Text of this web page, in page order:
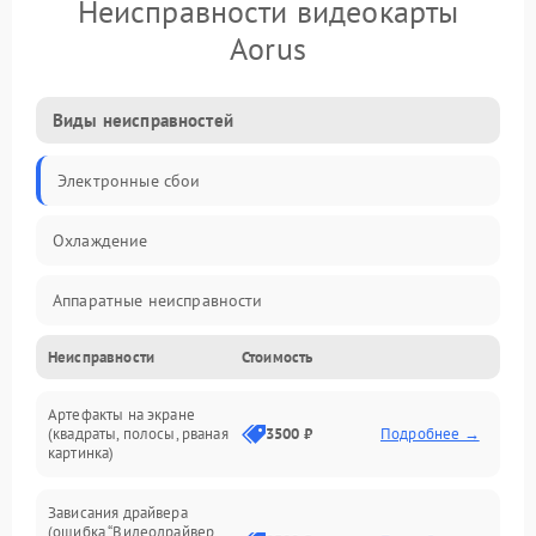
Неисправности видеокарты
Aorus
Виды неисправностей
Электронные сбои
Охлаждение
Аппаратные неисправности
Перегрев и термопроблемы
Видео
Неисправности Стоимость
Артефакты на экране
(квадраты, полосы, рваная
картинка)
3500 ₽ Подробнее →
Зависания драйвера